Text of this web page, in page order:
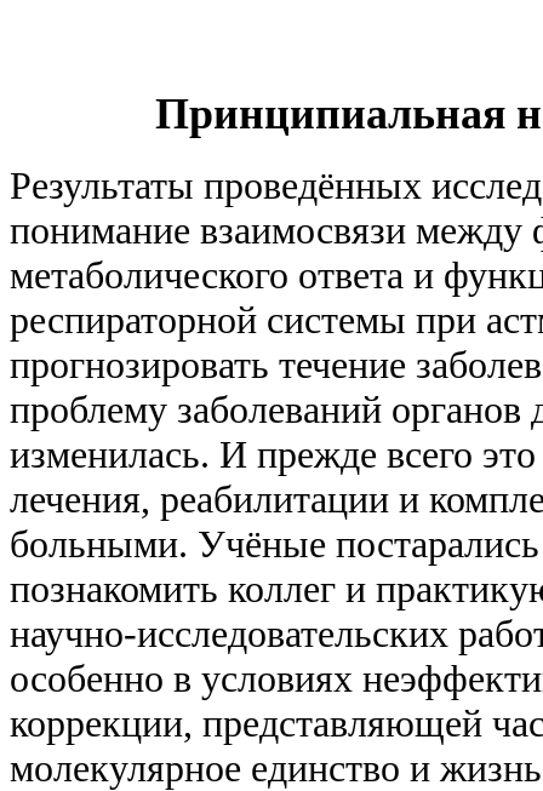
Принципиальная
Результаты проведённых
понимание взаимосвязи
метаболического ответа и
респираторной системы при
прогнозировать течение
проблему заболеваний органов
изменилась. И прежде всего
лечения, реабилитации и
больными. Учёные
познакомить коллег и
научно-исследовательских
особенно в условиях
коррекции, представляющей
молекулярное единство и